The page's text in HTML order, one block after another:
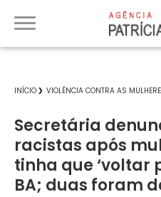
INÍCIO VIOLÊNCIA CONTRA AS
Secretária
racistas após
tinha que ‘voltar
BA; duas foram